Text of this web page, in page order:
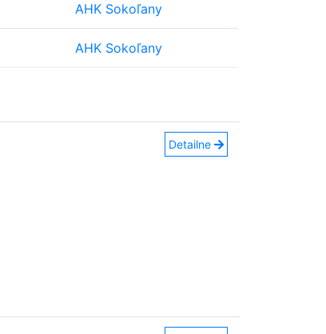
AHK Sokoľany
AHK Sokoľany
Detailne